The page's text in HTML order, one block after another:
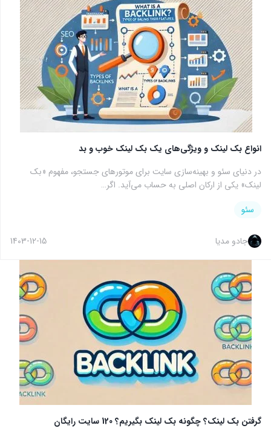
انواع بک لینک و ویژگی‌های یک بک لینک خوب و بد
در دنیای سئو و بهینه‌سازی سایت برای موتورهای جستجو، مفهوم «بک
لینک» یکی از ارکان اصلی به حساب می‌آید. اگر…
سئو
جادو مدیا 1403-12-15
گرفتن بک لینک؟ چگونه بک لینک بگیریم؟ 120 سایت رایگان